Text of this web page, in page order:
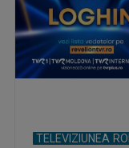
TELEVIZIUNEA